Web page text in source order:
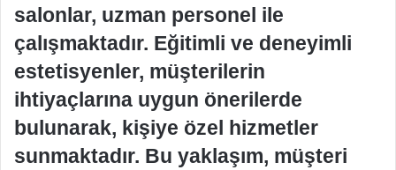
salonlar, uzman personel ile
çalışmaktadır. Eğitimli ve deneyimli
estetisyenler, müşterilerin
ihtiyaçlarına uygun önerilerde
bulunarak, kişiye özel hizmetler
sunmaktadır. Bu yaklaşım, müşteri